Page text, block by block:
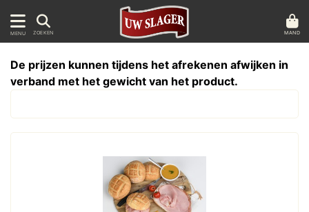
MENU ZOEKEN MAND
De prijzen kunnen tijdens het afrekenen afwijken in
verband met het gewicht van het product.